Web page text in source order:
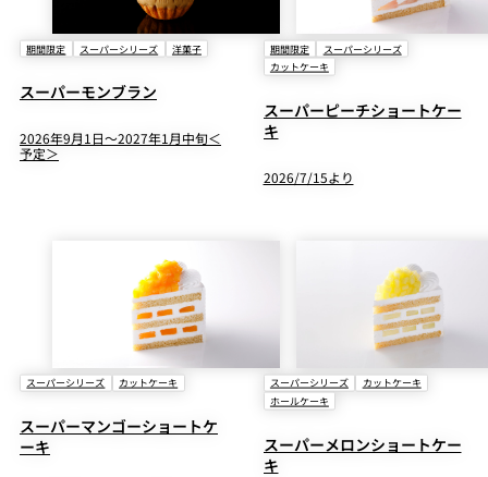
期間限定 スーパーシリーズ 洋菓子
スーパーモンブラン
2026年9月1日～2027年1月中旬＜
予定＞
期間限定
スーパーシリーズ
カットケーキ
スーパーピーチショートケー
キ
2026/7/15より
スーパーシリーズ カットケーキ
スーパーマンゴーショートケ
ーキ
スーパーシリーズ
カットケーキ
ホールケーキ
スーパーメロンショートケー
キ